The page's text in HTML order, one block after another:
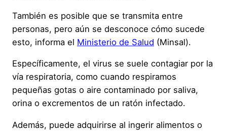
También es posible que se transmita entre
personas, pero aún se desconoce cómo sucede
esto, informa el Ministerio de Salud (Minsal).
Específicamente, el virus se suele contagiar por la
vía respiratoria, como cuando respiramos
pequeñas gotas o aire contaminado por saliva,
orina o excrementos de un ratón infectado.
Además, puede adquirirse al ingerir alimentos o